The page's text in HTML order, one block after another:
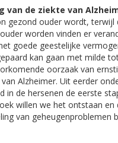
van de ziekte van
gezond ouder wordt, terwijl
worden vinden er
goede geestelijke
kan gaan met milde
oorzaak van
Alzheimer. Uit eerder
in de hersenen de eerste
willen we het ontstaan en
van geheugenproblemen